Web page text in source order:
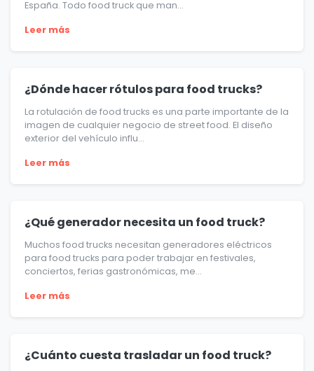
España. Todo food truck que man...
Leer más
¿Dónde hacer rótulos para food trucks?
La rotulación de food trucks es una parte importante de la
imagen de cualquier negocio de street food. El diseño
exterior del vehículo influ...
Leer más
¿Qué generador necesita un food truck?
Muchos food trucks necesitan generadores eléctricos
para food trucks para poder trabajar en festivales,
conciertos, ferias gastronómicas, me...
Leer más
¿Cuánto cuesta trasladar un food truck?